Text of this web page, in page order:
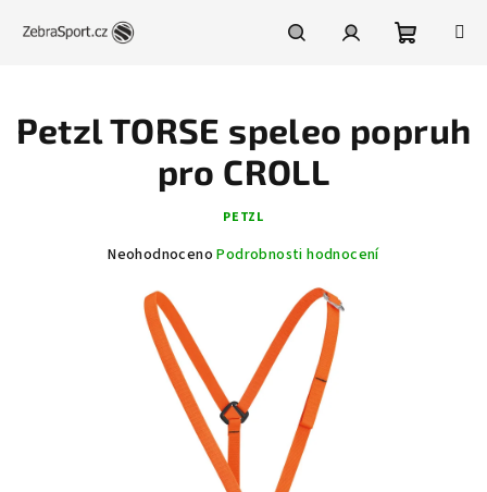
košík
Petzl TORSE speleo popruh
pro CROLL
PETZL
Průměrné
produktu
hvězdiček.
Neohodnoceno Podrobnosti hodnocení